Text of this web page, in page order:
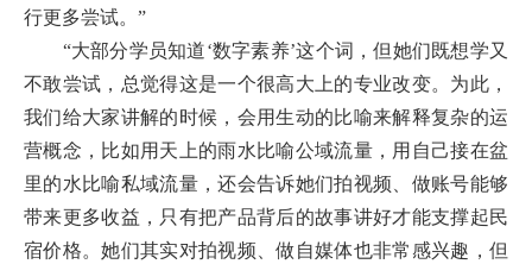
行更多尝试。”
“大部分学员知道‘数字素养’这个词，但她们既想学又
不敢尝试，总觉得这是一个很高大上的专业改变。为此，
我们给大家讲解的时候，会用生动的比喻来解释复杂的运
营概念，比如用天上的雨水比喻公域流量，用自己接在盆
里的水比喻私域流量，还会告诉她们拍视频、做账号能够
带来更多收益，只有把产品背后的故事讲好才能支撑起民
宿价格。她们其实对拍视频、做自媒体也非常感兴趣，但